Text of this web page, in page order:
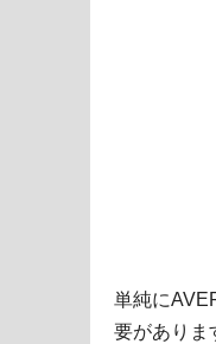
単純に
要がありま